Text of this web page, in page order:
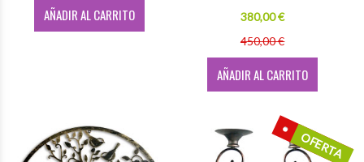
AÑADIR AL CARRITO
380,00 €
450,00 €
AÑADIR AL CARRITO
OFERTA